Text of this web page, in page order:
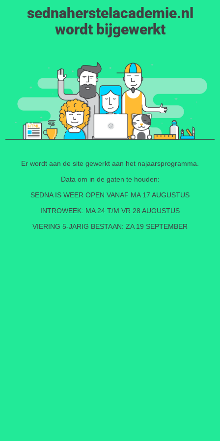
sednaherstelacademie.nl
wordt bijgewerkt
Er wordt aan de site gewerkt aan het najaarsprogramma.
Data om in de gaten te houden:
SEDNA IS WEER OPEN VANAF MA 17 AUGUSTUS
INTROWEEK: MA 24 T/M VR 28 AUGUSTUS
VIERING 5-JARIG BESTAAN: ZA 19 SEPTEMBER